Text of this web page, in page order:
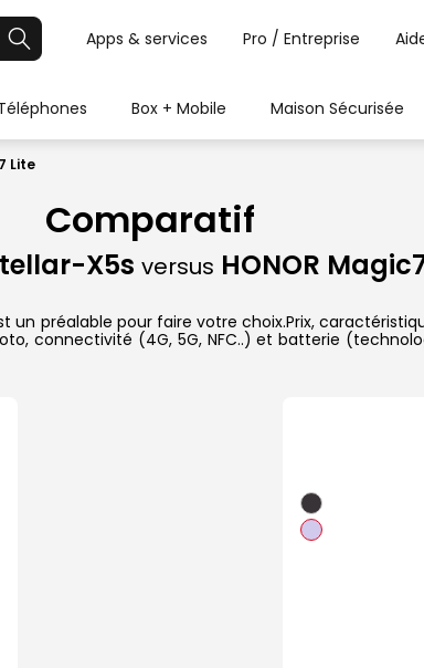
Apps & services Pro / Entreprise
Box + Mobile Maison Sécurisée
Lite
Comparatif
X5s versus HONOR
un préalable pour faire votre choix.Prix,
connectivité (4G, 5G, NFC..) et batterie